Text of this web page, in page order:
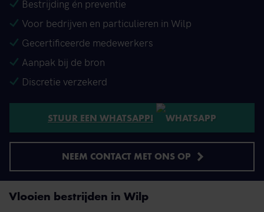
Bestrijding én preventie
Voor bedrijven en particulieren in Wilp
Gecertificeerde medewerkers
Aanpak bij de bron
Discretie verzekerd
STUUR EEN WHATSAPP!
NEEM CONTACT MET ONS OP
Vlooien bestrijden in Wilp